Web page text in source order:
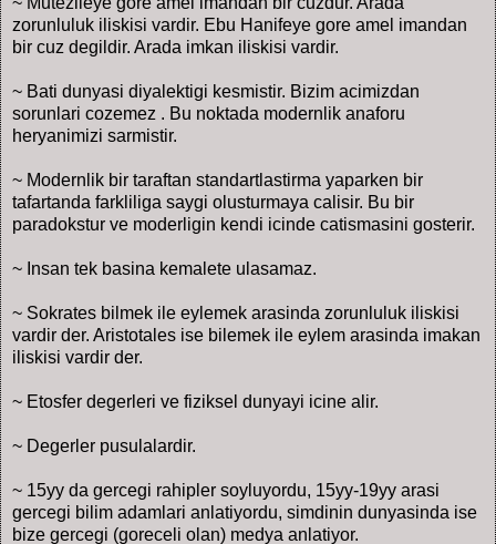
zorunluluk iliskisi vardir. Ebu Hanifeye gore amel imandan
bir cuz degildir. Arada imkan iliskisi vardir.
~ Bati dunyasi diyalektigi kesmistir. Bizim acimizdan
sorunlari cozemez . Bu noktada modernlik anaforu
heryanimizi sarmistir.
~ Modernlik bir taraftan standartlastirma yaparken bir
tafartanda farkliliga saygi olusturmaya calisir. Bu bir
paradokstur ve moderligin kendi icinde catismasini gosterir.
~ Insan tek basina kemalete ulasamaz.
~ Sokrates bilmek ile eylemek arasinda zorunluluk iliskisi
vardir der. Aristotales ise bilemek ile eylem arasinda imakan
iliskisi vardir der.
~ Etosfer degerleri ve fiziksel dunyayi icine alir.
~ Degerler pusulalardir.
~ 15yy da gercegi rahipler soyluyordu, 15yy-19yy arasi
gercegi bilim adamlari anlatiyordu, simdinin dunyasinda ise
bize gercegi (goreceli olan) medya anlatiyor.